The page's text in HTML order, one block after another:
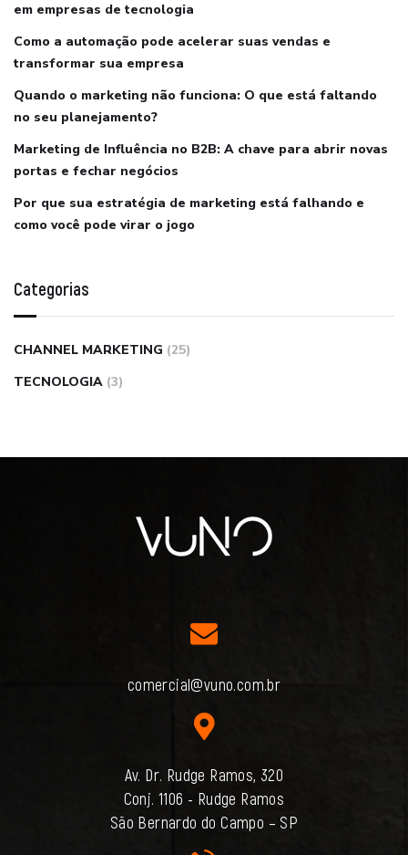
em empresas de tecnologia
Como a automação pode acelerar suas vendas e
transformar sua empresa
Quando o marketing não funciona: O que está faltando
no seu planejamento?
Marketing de Influência no B2B: A chave para abrir novas
portas e fechar negócios
Por que sua estratégia de marketing está falhando e
como você pode virar o jogo
Categorias
CHANNEL MARKETING (25)
TECNOLOGIA (3)
comercial@vuno.com.br
Av. Dr. Rudge Ramos, 320
Conj. 1106 - Rudge Ramos
São Bernardo do Campo – SP